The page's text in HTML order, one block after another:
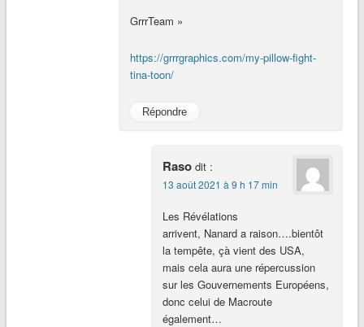
GrrrTeam »
https://grrrgraphics.com/my-pillow-fight-
tina-toon/
Répondre
Raso dit :
13 août 2021 à 9 h 17 min
Les Révélations
arrivent, Nanard a raison….bientôt
la tempête, çà vient des USA,
mais cela aura une répercussion
sur les Gouvernements Européens,
donc celui de Macroute
également…